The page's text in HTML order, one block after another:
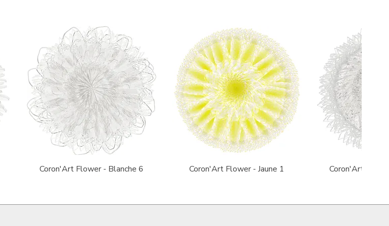
Aperçu rapide
Coron'Art Flower - Blanche 6 Aperçu rapide
Coron'Art Flower - Jaune 1 Aperçu
Coron'Art